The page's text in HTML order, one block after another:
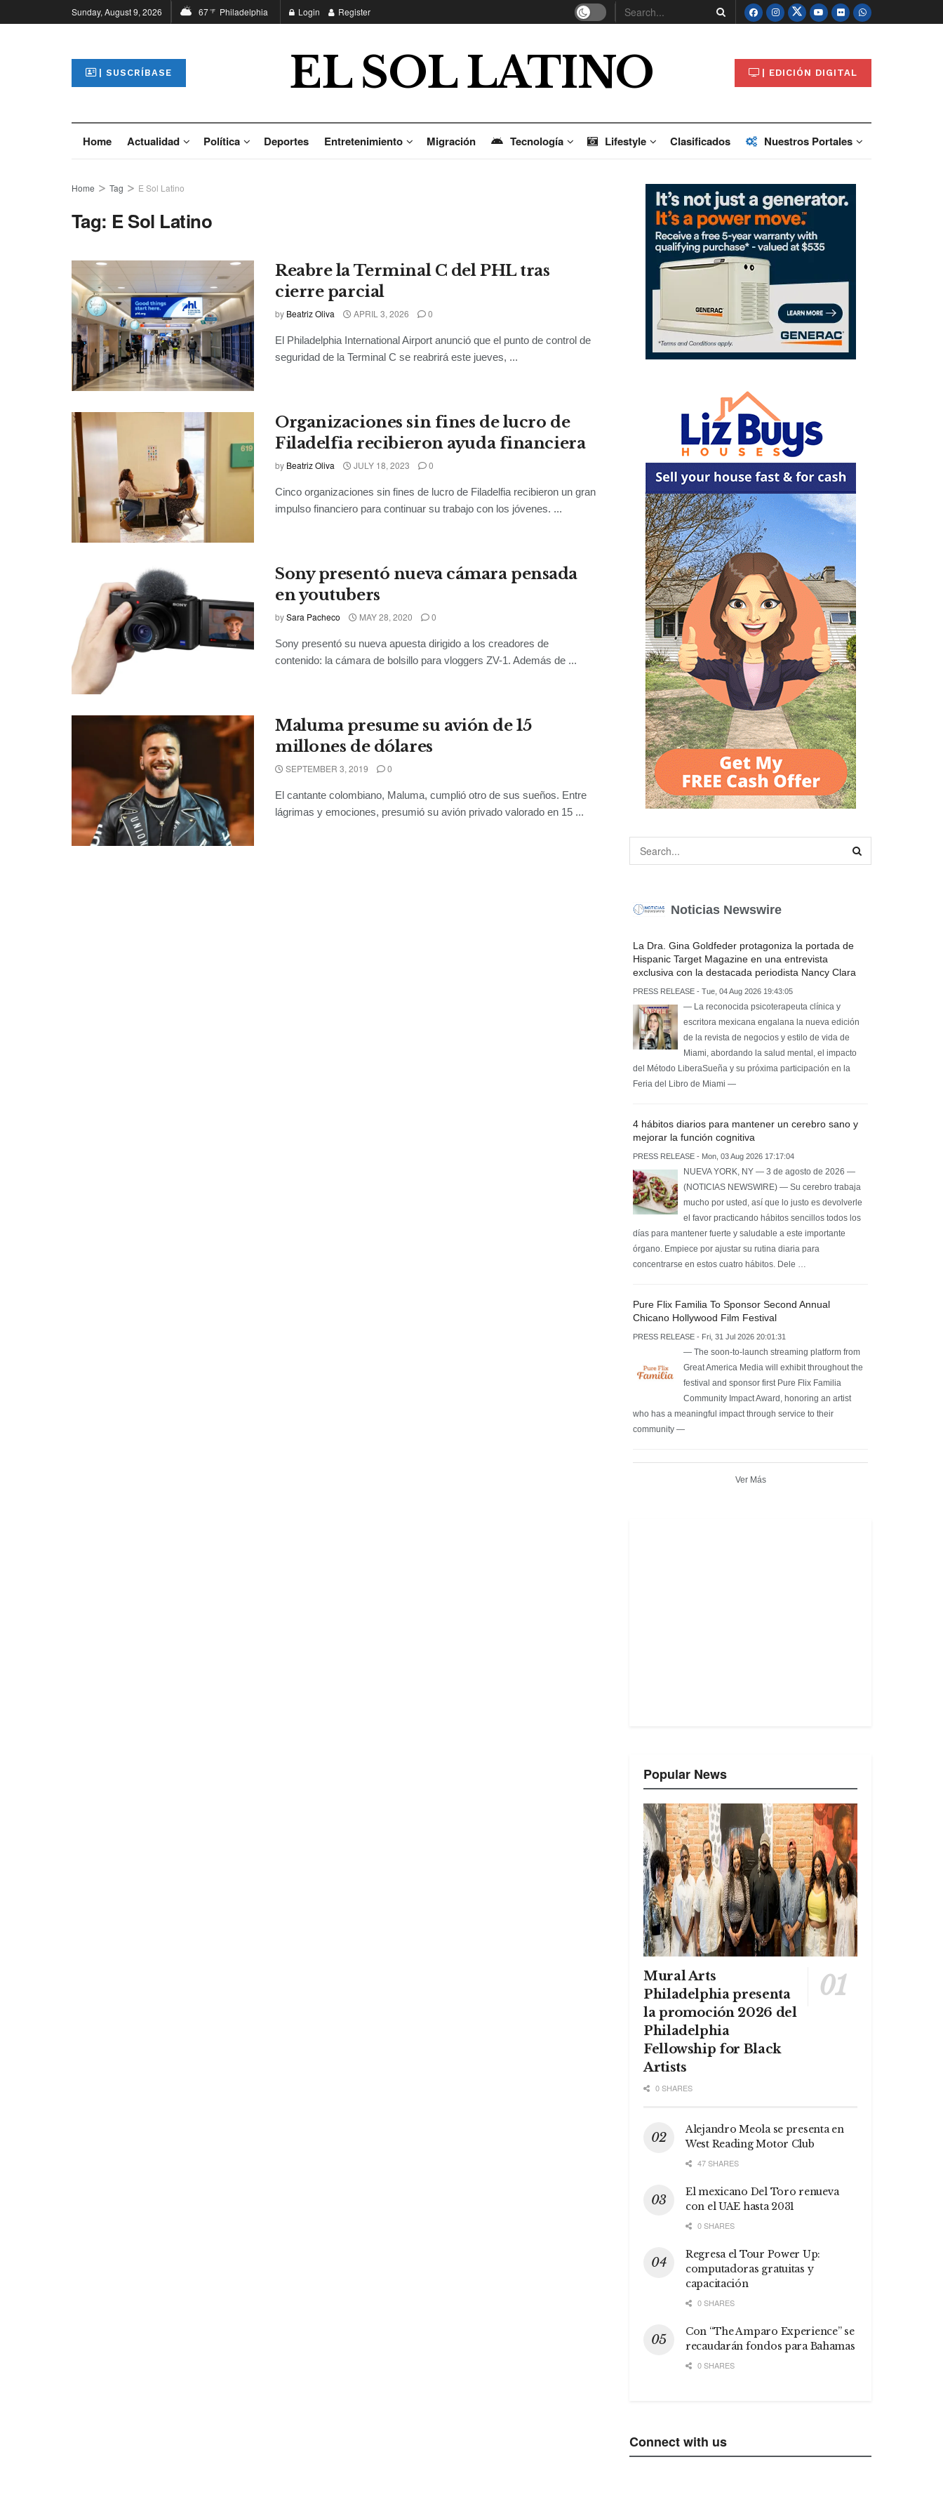
Sunday, August 9, 2026 67°F Philadelphia Login Register
| SUSCRÍBASE EL SOL LATINO | EDICIÓN DIGITAL
Home Actualidad Política Deportes Entretenimiento Migración Tecnología Lifestyle Clasificados Nuestros Portales
Home Tag E Sol Latino
Tag: E Sol Latino
Reabre la Terminal C del PHL tras
cierre parcial
by Beatriz Oliva APRIL 3, 2026 0
El Philadelphia International Airport anunció que el punto de control de
seguridad de la Terminal C se reabrirá este jueves, ...
Organizaciones sin fines de lucro de
Filadelfia recibieron ayuda financiera
by Beatriz Oliva JULY 18, 2023 0
Cinco organizaciones sin fines de lucro de Filadelfia recibieron un gran
impulso financiero para continuar su trabajo con los jóvenes. ...
Sony presentó nueva cámara pensada
en youtubers
bySara Pacheco MAY 28, 2020 0
Sony presentó su nueva apuesta dirigido a los creadores de
contenido: la cámara de bolsillo para vloggers ZV-1. Además de ...
Maluma presume su avión de 15
millones de dólares
SEPTEMBER 3, 2019 0
El cantante colombiano, Maluma, cumplió otro de sus sueños. Entre
lágrimas y emociones, presumió su avión privado valorado en 15 ...
Noticias Newswire
La Dra. Gina Goldfeder protagoniza la portada de
Hispanic Target Magazine en una entrevista
exclusiva con la destacada periodista Nancy Clara
PRESS RELEASE - Tue, 04 Aug 2026 19:43:05
— La reconocida psicoterapeuta clínica y
escritora mexicana engalana la nueva edición
de la revista de negocios y estilo de vida de
Miami, abordando la salud mental, el impacto
del Método LiberaSueña y su próxima participación en la
Feria del Libro de Miami —
4 hábitos diarios para mantener un cerebro sano y
mejorar la función cognitiva
PRESS RELEASE - Mon, 03 Aug 2026 17:17:04
NUEVA YORK, NY — 3 de agosto de 2026 —
(NOTICIAS NEWSWIRE) — Su cerebro trabaja
mucho por usted, así que lo justo es devolverle
el favor practicando hábitos sencillos todos los
días para mantener fuerte y saludable a este importante
órgano. Empiece por ajustar su rutina diaria para
concentrarse en estos cuatro hábitos. Dele …
Pure Flix Familia To Sponsor Second Annual
Chicano Hollywood Film Festival
PRESS RELEASE - Fri, 31 Jul 2026 20:01:31
— The soon-to-launch streaming platform from
Great America Media will exhibit throughout the
festival and sponsor first Pure Flix Familia
Community Impact Award, honoring an artist
who has a meaningful impact through service to their
community —
Ver Más
Popular News
Mural Arts
Philadelphia presenta
la promoción 2026 del
Philadelphia
Fellowship for Black
Artists
0 SHARES
Alejandro Meola se presenta en
West Reading Motor Club
47 SHARES
El mexicano Del Toro renueva
con el UAE hasta 2031
0 SHARES
Regresa el Tour Power Up:
computadoras gratuitas y
capacitación
0 SHARES
Con “The Amparo Experience” se
recaudarán fondos para Bahamas
0 SHARES
Connect with us